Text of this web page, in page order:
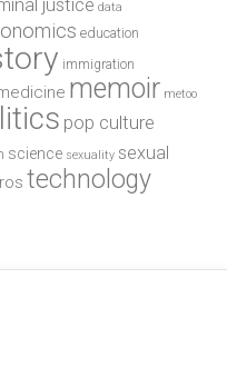
justice data
education
immigration
memoir metoo
pop culture
science sexuality sexual
technology